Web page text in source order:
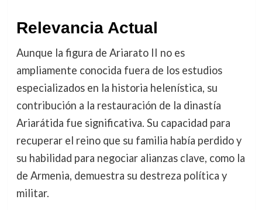
Relevancia Actual
Aunque la figura de Ariarato II no es
ampliamente conocida fuera de los estudios
especializados en la historia helenística, su
contribución a la restauración de la dinastía
Ariarátida fue significativa. Su capacidad para
recuperar el reino que su familia había perdido y
su habilidad para negociar alianzas clave, como la
de Armenia, demuestra su destreza política y
militar.